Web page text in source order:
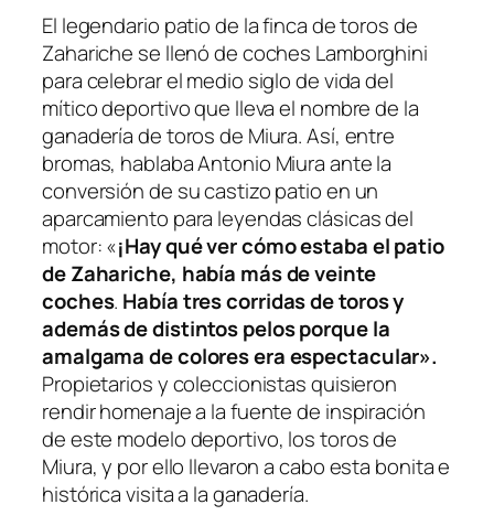
El legendario patio de la finca de toros de
Zahariche se llenó de coches Lamborghini
para celebrar el medio siglo de vida del
mítico deportivo que lleva el nombre de la
ganadería de toros de Miura. Así, entre
bromas, hablaba Antonio Miura ante la
conversión de su castizo patio en un
aparcamiento para leyendas clásicas del
motor: «¡Hay qué ver cómo estaba el patio
de Zahariche, había más de veinte
coches. Había tres corridas de toros y
además de distintos pelos porque la
amalgama de colores era espectacular».
Propietarios y coleccionistas quisieron
rendir homenaje a la fuente de inspiración
de este modelo deportivo, los toros de
Miura, y por ello llevaron a cabo esta bonita e
histórica visita a la ganadería.